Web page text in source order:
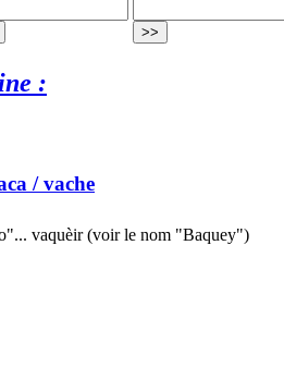
:
/ vache
vaquèir (voir le nom "Baquey")